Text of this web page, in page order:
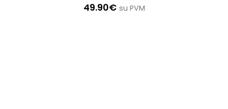
49.90€ su PVM